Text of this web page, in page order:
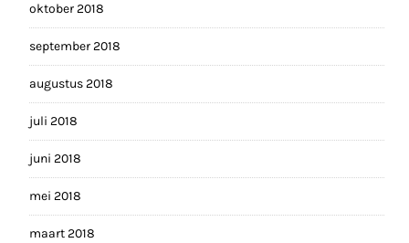
oktober 2018
september 2018
augustus 2018
juli 2018
juni 2018
mei 2018
maart 2018